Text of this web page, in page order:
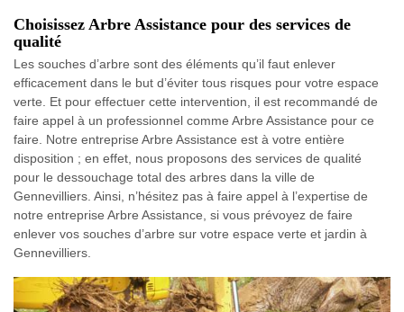
Choisissez Arbre Assistance pour des services de
qualité
Les souches d’arbre sont des éléments qu’il faut enlever
efficacement dans le but d’éviter tous risques pour votre espace
verte. Et pour effectuer cette intervention, il est recommandé de
faire appel à un professionnel comme Arbre Assistance pour ce
faire. Notre entreprise Arbre Assistance est à votre entière
disposition ; en effet, nous proposons des services de qualité
pour le dessouchage total des arbres dans la ville de
Gennevilliers. Ainsi, n’hésitez pas à faire appel à l’expertise de
notre entreprise Arbre Assistance, si vous prévoyez de faire
enlever vos souches d’arbre sur votre espace verte et jardin à
Gennevilliers.